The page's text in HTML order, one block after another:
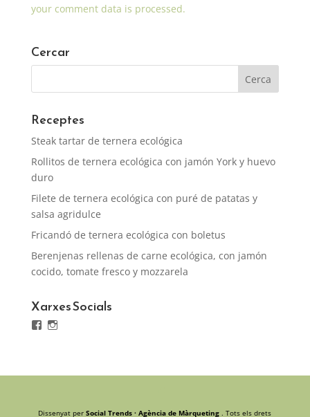
your comment data is processed.
Cercar
Receptes
Steak tartar de ternera ecológica
Rollitos de ternera ecológica con jamón York y huevo
duro
Filete de ternera ecológica con puré de patatas y
salsa agridulce
Fricandó de ternera ecológica con boletus
Berenjenas rellenas de carne ecológica, con jamón
cocido, tomate fresco y mozzarela
Xarxes Socials
Facebook
Instagram
Dissenyat perSocial Trends · Agència de Màrqueting . Tots els drets